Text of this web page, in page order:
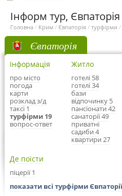
Інформ тур, Євпаторія
Головна / Крим / Євпаторія / турфірми /
Євпаторія
Інформація
про місто
погода
карти
розклад з/д
таксі 1
турфірми 19
вопрос-ответ
Житло
готелі 58
готелі 34
бази
відпочинку 5
пансіонати 42
санаторії 49
приватні
садиби 4
квартири 27
Де поїсти
піцерії 1
показати всі турфірми Євпаторії